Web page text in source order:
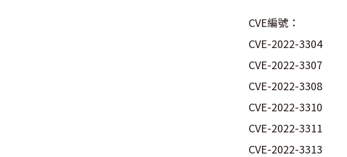
CVE編號：
CVE-2022-3304
CVE-2022-3307
CVE-2022-3308
CVE-2022-3310
CVE-2022-3311
CVE-2022-3313